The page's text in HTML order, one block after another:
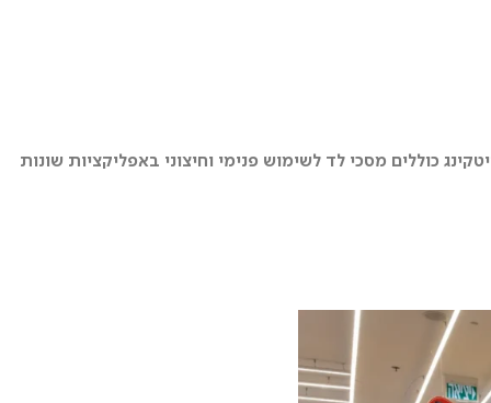
כוללים מסכי לד לשימוש פנימי וחיצוני באפליקציות שונות